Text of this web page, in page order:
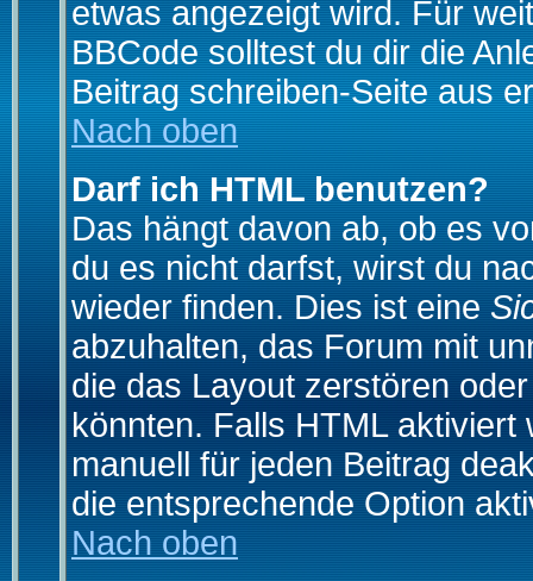
etwas angezeigt wird. Für
BBCode solltest du dir die
Beitrag schreiben-Seite aus
Nach oben
Darf ich HTML benutzen?
Das hängt davon ab, ob es
du es nicht darfst, wirst du
wieder finden. Dies ist eine
abzuhalten, das Forum mit
die das Layout zerstören
könnten. Falls HTML
manuell für jeden Beitrag
die entsprechende Option
Nach oben